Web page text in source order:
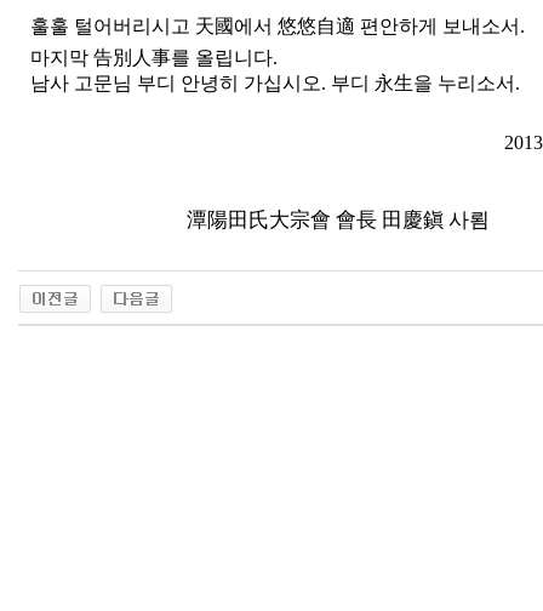
훌훌 털어버리시고 天國에서 悠悠自適 편안하게 보내소서.
마지막 告別人事를 올립니다.
남사 고문님 부디 안녕히 가십시오. 부디 永生을 누리소서.
潭陽田氏大宗會 會長 田慶鎭 사룀